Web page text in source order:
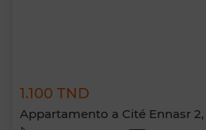
1.100 TND
Appartamento a Cité Ennasr 2,